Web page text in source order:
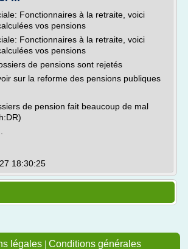
Fonctionnaires à la retraite, voici
vos pensions
Fonctionnaires à la retraite, voici
vos pensions
de pensions sont rejetés
sur la reforme des pensions publiques
de pension fait beaucoup de mal
18:30:25
légales | Conditions générales